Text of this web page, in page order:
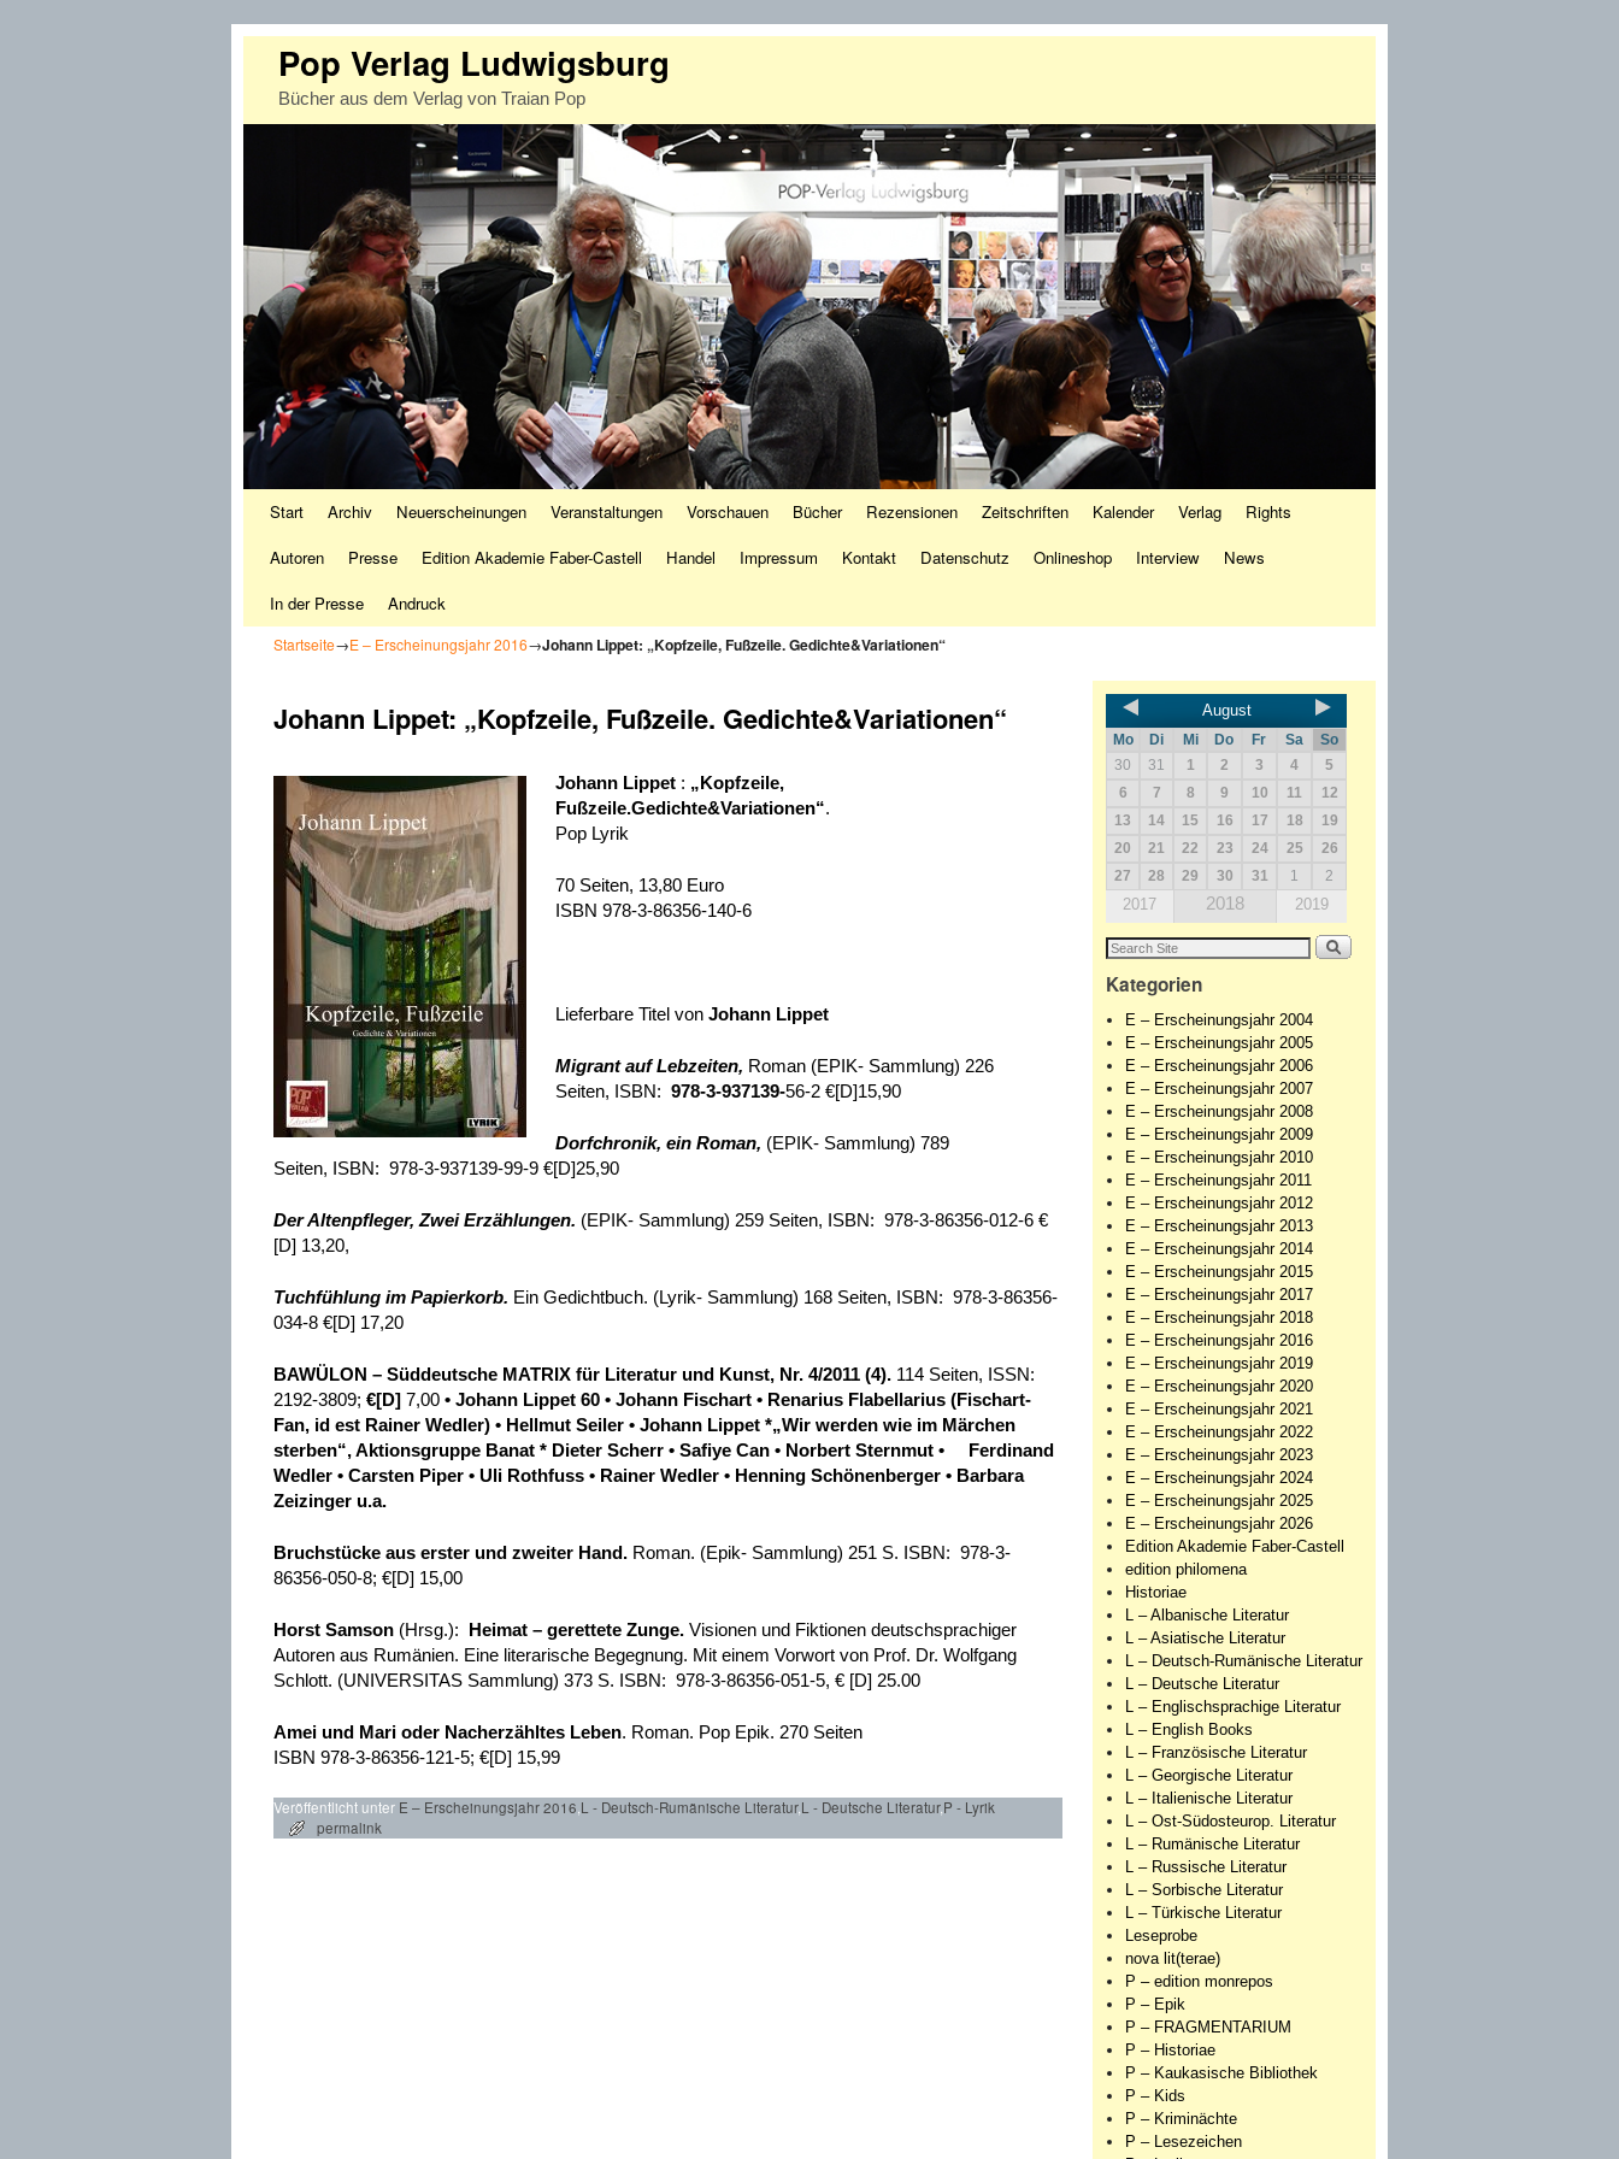
Pop Verlag Ludwigsburg
Bücher aus dem Verlag von Traian Pop
Start Archiv Neuerscheinungen Veranstaltungen Vorschauen Bücher Rezensionen Zeitschriften Kalender Verlag
Rights
Autoren
Presse Edition Akademie Faber-Castell Handel Impressum Kontakt Datenschutz Onlineshop Interview
News
In der Presse
Andruck
Startseite→E – Erscheinungsjahr 2016→Johann Lippet: „Kopfzeile, Fußzeile. Gedichte&Variationen“
Johann Lippet: „Kopfzeile, Fußzeile. Gedichte&Variationen“
Johann Lippet : „Kopfzeile,
Fußzeile.Gedichte&Variationen“.
Pop Lyrik
70 Seiten, 13,80 Euro
ISBN 978-3-86356-140-6
Lieferbare Titel von Johann Lippet
Migrant auf Lebzeiten, Roman (EPIK- Sammlung) 226
Seiten, ISBN: 978-3-937139-56-2 €[D]15,90
Dorfchronik, ein Roman, (EPIK- Sammlung) 789
Seiten, ISBN: 978-3-937139-99-9 €[D]25,90
Der Altenpfleger, Zwei Erzählungen. (EPIK- Sammlung) 259 Seiten, ISBN: 978-3-86356-012-6 €
[D] 13,20,
Tuchfühlung im Papierkorb. Ein Gedichtbuch. (Lyrik- Sammlung) 168 Seiten, ISBN: 978-3-86356-
034-8 €[D] 17,20
BAWÜLON – Süddeutsche MATRIX für Literatur und Kunst, Nr. 4/2011 (4). 114 Seiten, ISSN:
2192-3809; €[D] 7,00 • Johann Lippet 60 • Johann Fischart • Renarius Flabellarius (Fischart-
Fan, id est Rainer Wedler) • Hellmut Seiler • Johann Lippet *„Wir werden wie im Märchen
sterben“, Aktionsgruppe Banat * Dieter Scherr • Safiye Can • Norbert Sternmut • Ferdinand
Wedler • Carsten Piper • Uli Rothfuss • Rainer Wedler • Henning Schönenberger • Barbara
Zeizinger u.a.
Bruchstücke aus erster und zweiter Hand. Roman. (Epik- Sammlung) 251 S. ISBN: 978-3-
86356-050-8; €[D] 15,00
Horst Samson (Hrsg.): Heimat – gerettete Zunge. Visionen und Fiktionen deutschsprachiger
Autoren aus Rumänien. Eine literarische Begegnung. Mit einem Vorwort von Prof. Dr. Wolfgang
Schlott. (UNIVERSITAS Sammlung) 373 S. ISBN: 978-3-86356-051-5, € [D] 25.00
Amei und Mari oder Nacherzähltes Leben. Roman. Pop Epik. 270 Seiten
ISBN 978-3-86356-121-5; €[D] 15,99
Veröffentlicht unter E – Erscheinungsjahr 2016 L - Deutsch-Rumänische Literatur,L - Deutsche Literatur,P - Lyrik
permalink
August
Mo Di Mi Do Fr Sa
So
30
31 1 2 3 4
5
6
7 8 9 10 11
12
13
14 15 16 17 18
19
20
21 22 23 24 25
26
27
28 29 30 31 1 2
2017 2018 2019
Kategorien
E – Erscheinungsjahr 2004
E – Erscheinungsjahr 2005
E – Erscheinungsjahr 2006
E – Erscheinungsjahr 2007
E – Erscheinungsjahr 2008
E – Erscheinungsjahr 2009
E – Erscheinungsjahr 2010
E – Erscheinungsjahr 2011
E – Erscheinungsjahr 2012
E – Erscheinungsjahr 2013
E – Erscheinungsjahr 2014
E – Erscheinungsjahr 2015
E – Erscheinungsjahr 2017
E – Erscheinungsjahr 2018
E – Erscheinungsjahr 2016
E – Erscheinungsjahr 2019
E – Erscheinungsjahr 2020
E – Erscheinungsjahr 2021
E – Erscheinungsjahr 2022
E – Erscheinungsjahr 2023
E – Erscheinungsjahr 2024
E – Erscheinungsjahr 2025
E – Erscheinungsjahr 2026
Edition Akademie Faber-Castell
edition philomena
Historiae
L – Albanische Literatur
L – Asiatische Literatur
L – Deutsch-Rumänische Literatur
L – Deutsche Literatur
L – Englischsprachige Literatur
L – English Books
L – Französische Literatur
L – Georgische Literatur
L – Italienische Literatur
L – Ost-Südosteurop. Literatur
L – Rumänische Literatur
L – Russische Literatur
L – Sorbische Literatur
L – Türkische Literatur
Leseprobe
nova lit(terae)
P – edition monrepos
P – Epik
P – FRAGMENTARIUM
P – Historiae
P – Kaukasische Bibliothek
P – Kids
P – Kriminächte
P – Lesezeichen